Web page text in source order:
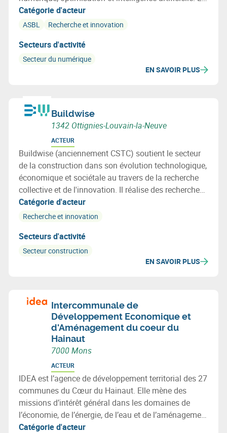
centre est actif dans les secteurs de l'Aérospatial, des
Transports, des Procédés, de l'Energie, des Bâtiments
Catégorie d'acteur
ASBL Recherche et innovation
Secteurs d'activité
Secteur du numérique
EN SAVOIR PLUS
Buildwise
1342 Ottignies-Louvain-la-Neuve
ACTEUR
Buildwise (anciennement CSTC) soutient le secteur
de la construction dans son évolution technologique,
économique et sociétale au travers de la recherche
collective et de l'innovation. Il réalise des recherches
au profit de ses membres et leur fournit informations,
assistance et conseils techniques.
Catégorie d'acteur
Recherche et innovation
Secteurs d'activité
Secteur construction
EN SAVOIR PLUS
Intercommunale de
Développement Economique et
d'Aménagement du coeur du
Hainaut
7000 Mons
ACTEUR
IDEA est l’agence de développement territorial des 27
communes du Cœur du Hainaut. Elle mène des
missions d’intérêt général dans les domaines de
l’économie, de l’énergie, de l’eau et de l’aménagement
du territoire, au service des communes, des
Catégorie d'acteur